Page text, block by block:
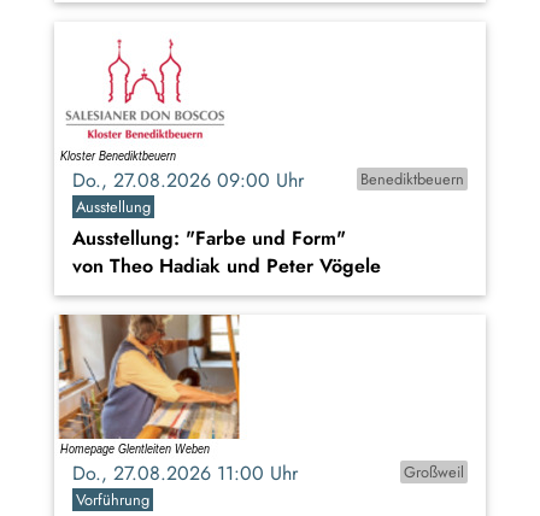
Do., 27.08.2026 09:00 Uhr
Benediktbeuern
Ausstellung
Ausstellung: "Farbe und Form"
von Theo Hadiak und Peter Vögele
Do., 27.08.2026 11:00 Uhr
Großweil
Vorführung